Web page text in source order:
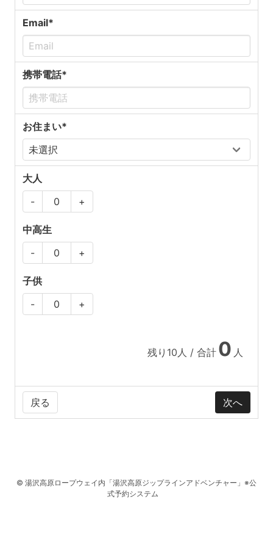
Email*
携帯電話*
お住まい*
大人
-
+
中高生
-
+
子供
-
+
残り 10人 / 合計 0 人
戻る
© 湯沢高原ロープウェイ内「湯沢高原ジップラインアドベンチャー」※公
式予約システム